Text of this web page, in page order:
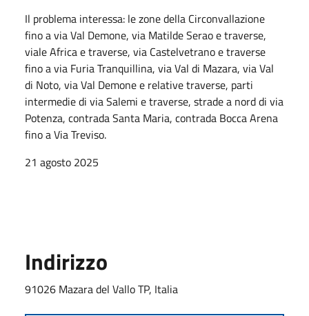
Il problema interessa: le zone della Circonvallazione
fino a via Val Demone, via Matilde Serao e traverse,
viale Africa e traverse, via Castelvetrano e traverse
fino a via Furia Tranquillina, via Val di Mazara, via Val
di Noto, via Val Demone e relative traverse, parti
intermedie di via Salemi e traverse, strade a nord di via
Potenza, contrada Santa Maria, contrada Bocca Arena
fino a Via Treviso.
21 agosto 2025
Indirizzo
91026 Mazara del Vallo TP, Italia